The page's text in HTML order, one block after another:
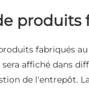
produits
fabriqués
affiché dans
de l'entrepôt.